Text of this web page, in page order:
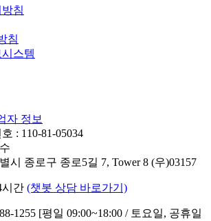
침
침
스템
자 정보
: 110-81-05034
시 종로구 종로5길 7, Tower 8 (우)03157
시간 (챗봇 상담 바로가기)
1255 [평일 09:00~18:00 / 토요일, 공휴일